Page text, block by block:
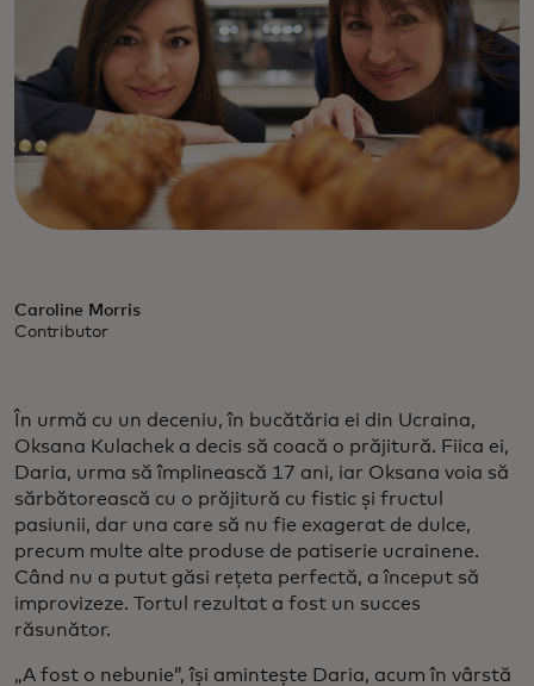
Caroline Morris
Contributor
În urmă cu un deceniu, în bucătăria ei din Ucraina,
Oksana Kulachek a decis să coacă o prăjitură. Fiica ei,
Daria, urma să împlinească 17 ani, iar Oksana voia să
sărbătorească cu o prăjitură cu fistic și fructul
pasiunii, dar una care să nu fie exagerat de dulce,
precum multe alte produse de patiserie ucrainene.
Când nu a putut găsi rețeta perfectă, a început să
improvizeze. Tortul rezultat a fost un succes
răsunător.
„A fost o nebunie”, își amintește Daria, acum în vârstă